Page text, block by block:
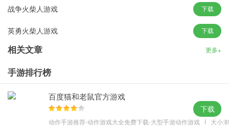
1、大量不同的火柴人士兵种类，每一个兵种之间都存在能够相互克
2、独特风格的建筑，各种不同的特色战场，每一个地形都能够让你
利用；
的战场。
1、精彩无比的战斗过程，丰富多样的竞技比拼，自由竞技激情四
战争火柴人游戏 下载
英勇火柴人游戏 下载
相关文章 更多+
手游排行榜
百度猫和老鼠官方游戏
动作手游推荐-动作游戏大全免费下载-大型手游动作游戏 大小
下载